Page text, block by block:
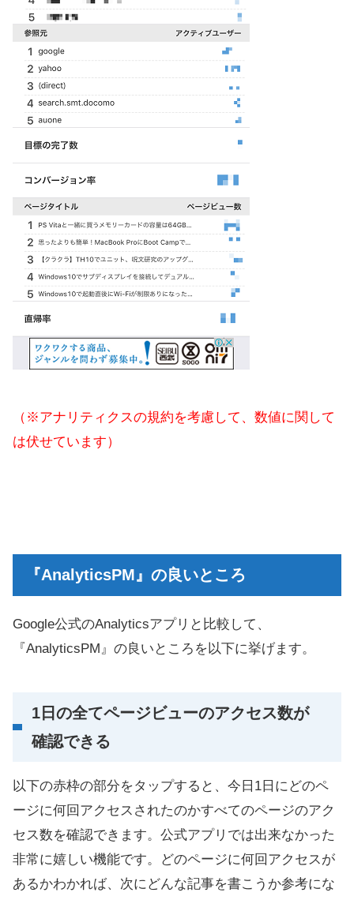
（※アナリティクスの規約を考慮して、数値に関して
は伏せています）
『AnalyticsPM』の良いところ
Google公式のAnalyticsアプリと比較して、
『AnalyticsPM』の良いところを以下に挙げます。
1日の全てページビューのアクセス数が
確認できる
以下の赤枠の部分をタップすると、今日1日にどのペ
ージに何回アクセスされたのかすべてのページのアク
セス数を確認できます。公式アプリでは出来なかった
非常に嬉しい機能です。どのページに何回アクセスが
あるかわかれば、次にどんな記事を書こうか参考にな